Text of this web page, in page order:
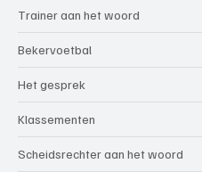
Trainer aan het woord
Bekervoetbal
Het gesprek
Klassementen
Scheidsrechter aan het woord